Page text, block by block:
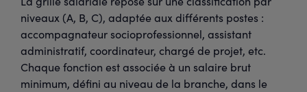
niveaux (A, B, C), adaptée aux différents postes :
accompagnateur socioprofessionnel, assistant
administratif, coordinateur, chargé de projet, etc.
Chaque fonction est associée à un salaire brut
minimum, défini au niveau de la branche, dans le